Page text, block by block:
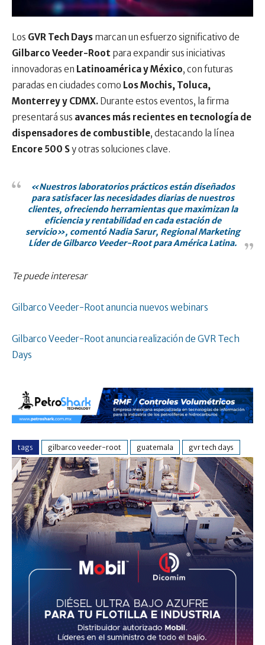
Los GVR Tech Days marcan un esfuerzo significativo de
Gilbarco Veeder-Root para expandir sus iniciativas
innovadoras en Latinoamérica y México, con futuras
paradas en ciudades como Los Mochis, Toluca,
Monterrey y CDMX. Durante estos eventos, la firma
presentará sus avances más recientes en tecnología de
dispensadores de combustible, destacando la línea
Encore 500 Sy otras soluciones clave.
«Nuestros laboratorios prácticos están diseñados
para satisfacer las necesidades diarias de nuestros
clientes, ofreciendo herramientas que maximizan la
eficiencia y rentabilidad en cada estación de
servicio», comentó Nadia Sarur, Regional Marketing
Líder de Gilbarco Veeder-Root para América Latina.
Te puede interesar
Gilbarco Veeder-Root anuncia nuevos webinars
Gilbarco Veeder-Root anuncia realización de GVR Tech
Days
tags gilbarco veeder-root guatemala gvr tech days